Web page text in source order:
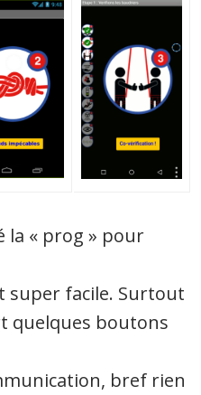
la « prog » pour
super facile. Surtout
quelques boutons
bref rien